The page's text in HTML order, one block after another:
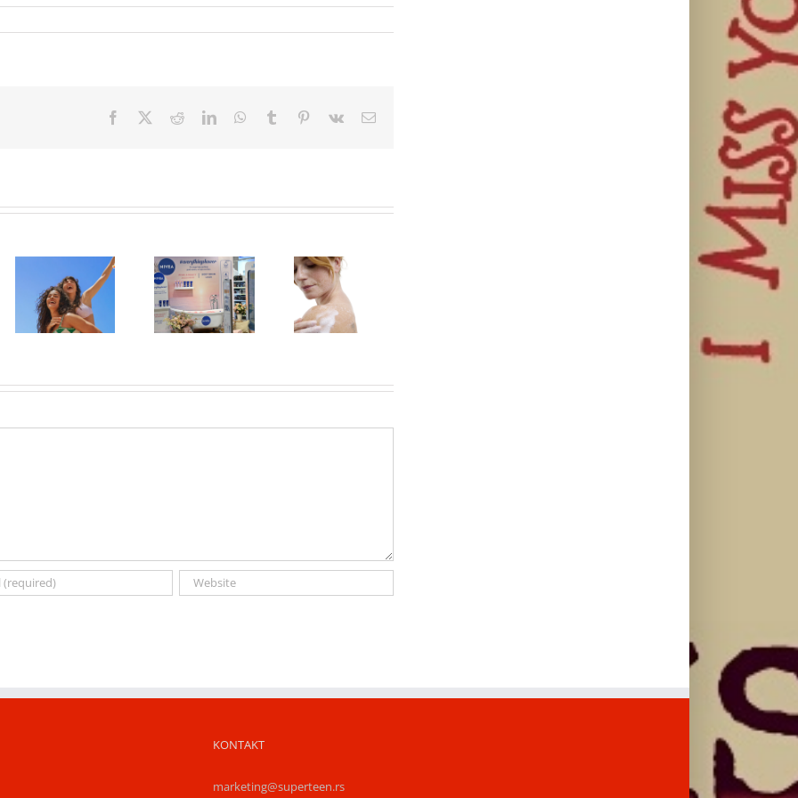
Facebook RedditLinkedInWhatsApp
Tumblr Pinterest
Vk Email
Leto menja
naše navike –
vreme je da
U Lilly
drogerijama
do 31. jula
proizvodi za
Koža kao na
odmoru –
promenite i
beauty rutinu
KONTAKT
marketing@superteen.rs